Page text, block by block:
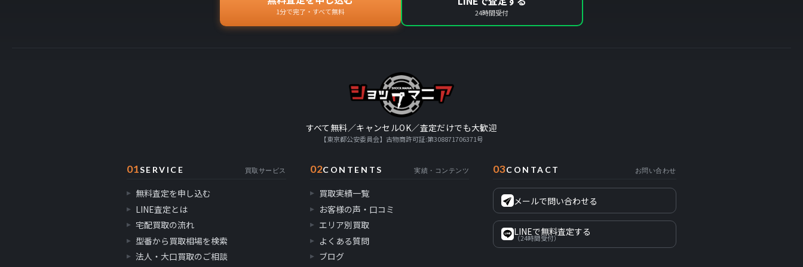
1分で完了・すべて無料 24時間受付
すべて無料／キャンセルOK／査定だけでも大歓迎
【東京都公安委員会】古物商許可証:第308871706371号
01SERVICE 買取サービス
無料査定を申し込む
LINE査定とは
宅配買取の流れ
型番から買取相場を検索
法人・大口買取のご相談
02CONTENTS 実績・コンテンツ
買取実績一覧
お客様の声・口コミ
エリア別買取
よくある質問
ブログ
03CONTACT お問い合わせ
メールで問い合わせる
LINEで無料査定する
（24時間受付）